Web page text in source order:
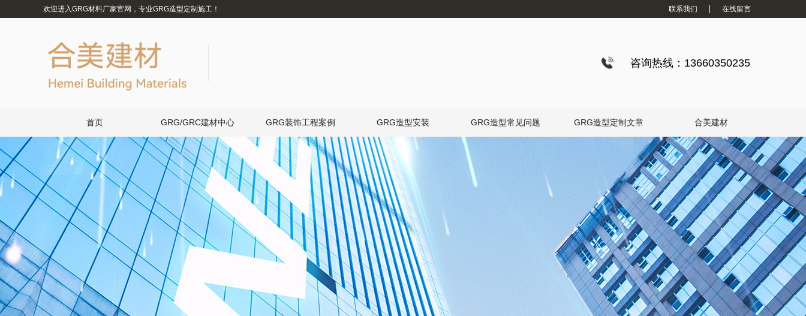
欢迎进入GRG材料厂家官网，专业GRG造型定制施工！ 联系我们 在线留言
咨询热线：13660350235
首页 GRG/GRC建材中心 GRG装饰工程案例 GRG造型安装 GRG造型常见问题 GRG造型定制文章 合美建材